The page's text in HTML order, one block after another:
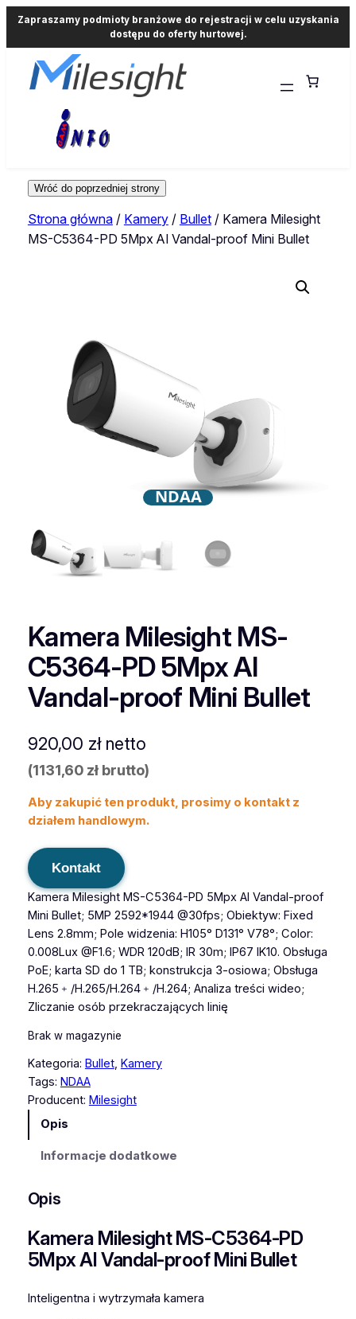
Zapraszamy podmioty branżowe do rejestracji w celu uzyskania
dostępu do oferty hurtowej.
Strona główna/ Kamery/ Bullet/ Kamera Milesight
MS-C5364-PD 5Mpx AI Vandal-proof Mini Bullet
NDAA
Kamera Milesight MS-
C5364-PD 5Mpx AI
Vandal-proof Mini Bullet
920,00 złnetto
(1131,60 złbrutto)
Aby zakupić ten produkt, prosimy o kontakt z
działem handlowym.
Kontakt
Kamera Milesight MS-C5364-PD 5Mpx AI Vandal-proof
Mini Bullet; 5MP 2592*1944 @30fps; Obiektyw: Fixed
Lens 2.8mm; Pole widzenia: H105° D131° V78°; Color:
0.008Lux @F1.6; WDR 120dB; IR 30m; IP67 IK10. Obsługa
PoE; karta SD do 1 TB; konstrukcja 3-osiowa; Obsługa
H.265﹢/H.265/H.264﹢/H.264; Analiza treści wideo;
Zliczanie osób przekraczających linię
Brak w magazynie
Kategoria: Bullet, Kamery
Tags: NDAA
Producent: Milesight
Opis
Informacje dodatkowe
Opis
Kamera Milesight MS-C5364-PD
5Mpx AI Vandal-proof Mini Bullet
Inteligentna i wytrzymała kamera